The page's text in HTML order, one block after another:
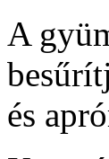
A
és